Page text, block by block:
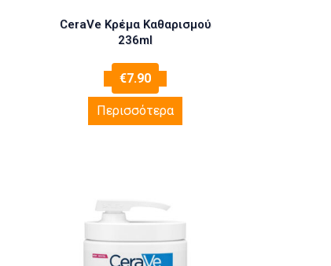
CeraVe Κρέμα Καθαρισμού
236ml
€7.90
Περισσότερα